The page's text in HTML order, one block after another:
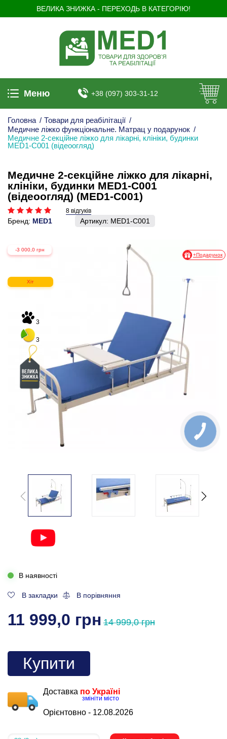
ВЕЛИКА ЗНИЖКА - ПЕРЕХОДЬ В КАТЕГОРІЮ!
Меню +38 (097) 303-31-12
Головна / Товари для реабілітації /
Медичне ліжко функціональне. Матрац у подарунок /
Медичне 2-секційне ліжко для лікарні, клініки, будинки
MED1-C001 (відеоогляд)
Медичне 2-секційне ліжко для лікарні,
клініки, будинки MED1-C001
(відеоогляд) (MED1-C001)
8 відгуків
Бренд: MED1 Артикул: MED1-C001
-3 000,0 грн
Хіт
3
3
+Подарунок
В наявності
В закладки В порівняння
11 999,0 грн 14 999,0 грн
Купити
Доставка по Україні
змініти місто
Орієнтовно - 12.08.2026